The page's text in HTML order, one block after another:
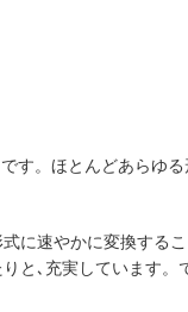
す。ほとんどあらゆ
に速やかに変換する
と､充実しています。